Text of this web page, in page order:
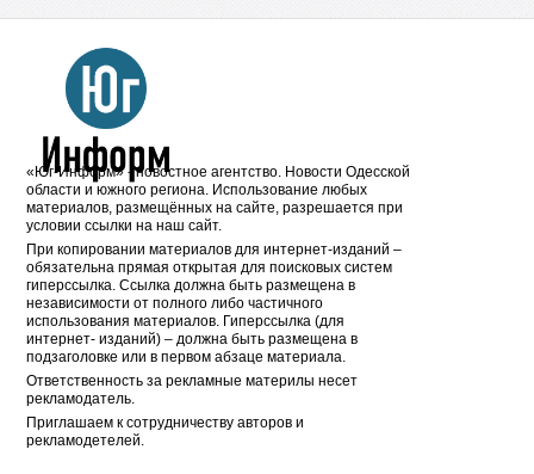
«Юг-Информ» - новостное агентство. Новости Одесской
области и южного региона. Использование любых
материалов, размещённых на сайте, разрешается при
условии ссылки на наш сайт.
При копировании материалов для интернет-изданий –
обязательна прямая открытая для поисковых систем
гиперссылка. Ссылка должна быть размещена в
независимости от полного либо частичного
использования материалов. Гиперссылка (для
интернет- изданий) – должна быть размещена в
подзаголовке или в первом абзаце материала.
Ответственность за рекламные материлы несет
рекламодатель.
Приглашаем к сотрудничеству авторов и
рекламодетелей.